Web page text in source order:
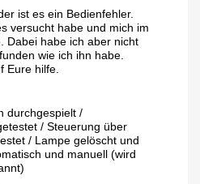
ist es ein Bedienfehler.
versucht habe und mich im
Dabei habe ich aber nicht
wie ich ihn habe.
Eure hilfe.
durchgespielt /
/ Steuerung über
/ Lampe gelöscht und
und manuell (wird